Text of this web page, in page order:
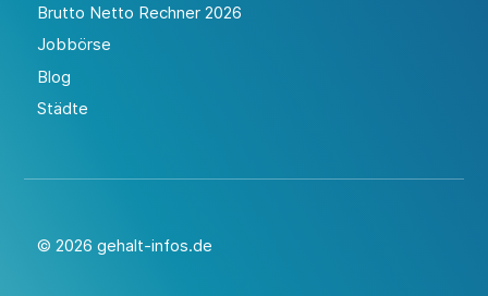
Brutto Netto Rechner 2026
Jobbörse
Blog
Städte
© 2026 gehalt-infos.de